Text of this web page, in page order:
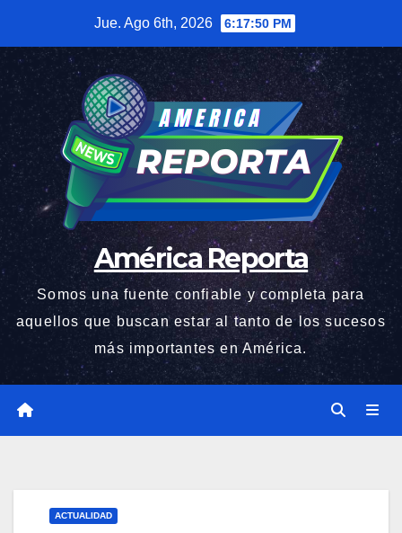
contenido
Jue. Ago 6th, 2026 6:17:51 PM
América Reporta
Somos una fuente confiable y completa para
aquellos que buscan estar al tanto de los sucesos
más importantes en América.
ACTUALIDAD